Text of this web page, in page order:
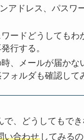
アドレス、パスワ
ードどうしてもわ
行する。
、メールが届かな
ォルダも確認して
で、どうしてもでき
い合わせしてみる